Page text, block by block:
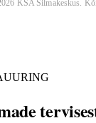
KSA Silmakeskus.